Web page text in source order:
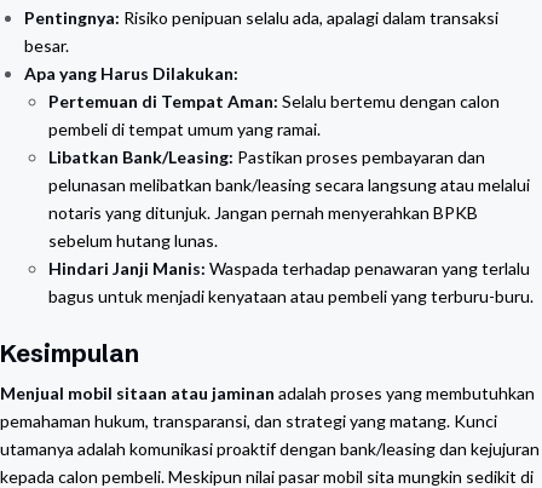
Pentingnya: Risiko penipuan selalu ada, apalagi dalam transaksi
besar.
Apa yang Harus Dilakukan:
Pertemuan di Tempat Aman: Selalu bertemu dengan calon
pembeli di tempat umum yang ramai.
Libatkan Bank/Leasing: Pastikan proses pembayaran dan
pelunasan melibatkan bank/leasing secara langsung atau melalui
notaris yang ditunjuk. Jangan pernah menyerahkan BPKB
sebelum hutang lunas.
Hindari Janji Manis: Waspada terhadap penawaran yang terlalu
bagus untuk menjadi kenyataan atau pembeli yang terburu-buru.
Kesimpulan
Menjual mobil sitaan atau jaminan adalah proses yang membutuhkan
pemahaman hukum, transparansi, dan strategi yang matang. Kunci
utamanya adalah komunikasi proaktif dengan bank/leasing dan kejujuran
kepada calon pembeli. Meskipun nilai pasar mobil sita mungkin sedikit di